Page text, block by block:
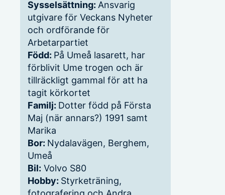
Sysselsättning: Ansvarig
utgivare för Veckans Nyheter
och ordförande för
Arbetarpartiet
Född: På Umeå lasarett, har
förblivit Ume trogen och är
tillräckligt gammal för att ha
tagit körkortet
Familj: Dotter född på Första
Maj (när annars?) 1991 samt
Marika
Bor: Nydalavägen, Berghem,
Umeå
Bil: Volvo S80
Hobby: Styrketräning,